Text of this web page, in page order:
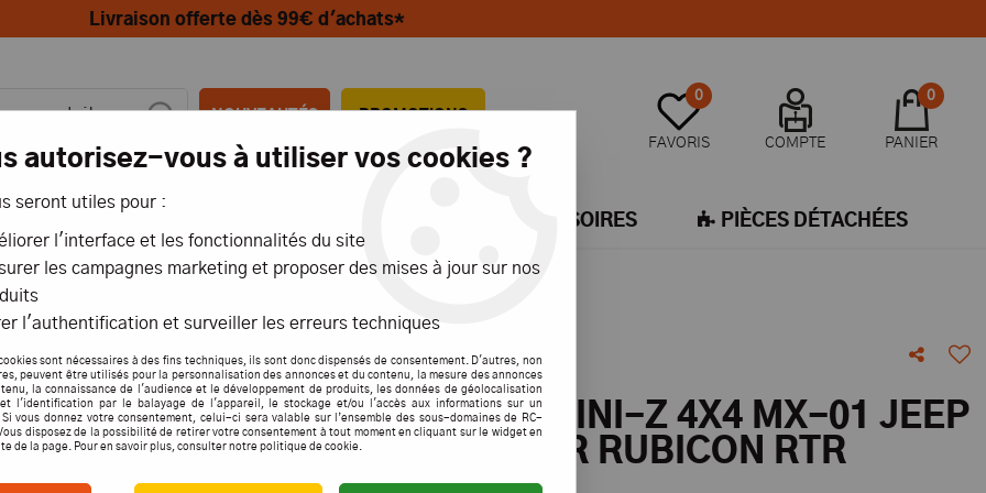
Livraison offerte dès 99€ d'achats*
NOUVEAUTÉS PROMOTIONS
0
FAVORIS COMPTE
0
PANIER
ACCESSOIRES PIÈCES DÉTACHÉES
MX-01 Jeep Wrangler Rubicon RTR 32521Y
KYOSHO MINI-Z 4X4 MX-01 JEEP
WRANGLER RUBICON RTR
autorisez-vous à utiliser vos cookies ?
seront utiles pour :
l'interface et les fonctionnalités du site
les campagnes marketing et proposer des mises à jour sur nos
l'authentification et surveiller les erreurs techniques
sont nécessaires à des fins techniques, ils sont donc dispensés de consentement. D'autres, non
peuvent être utilisés pour la personnalisation des annonces et du contenu, la mesure des annonces
la connaissance de l'audience et le développement de produits, les données de géolocalisation
l'identification par le balayage de l'appareil, le stockage et/ou l'accès aux informations sur un
vous donnez votre consentement, celui-ci sera valable sur l’ensemble des sous-domaines de RC-
disposez de la possibilité de retirer votre consentement à tout moment en cliquant sur le widget en
de la page. Pour en savoir plus, consulter notre politique de cookie.